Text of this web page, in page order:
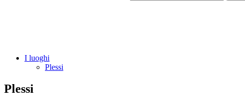
I luoghi
Plessi
Plessi